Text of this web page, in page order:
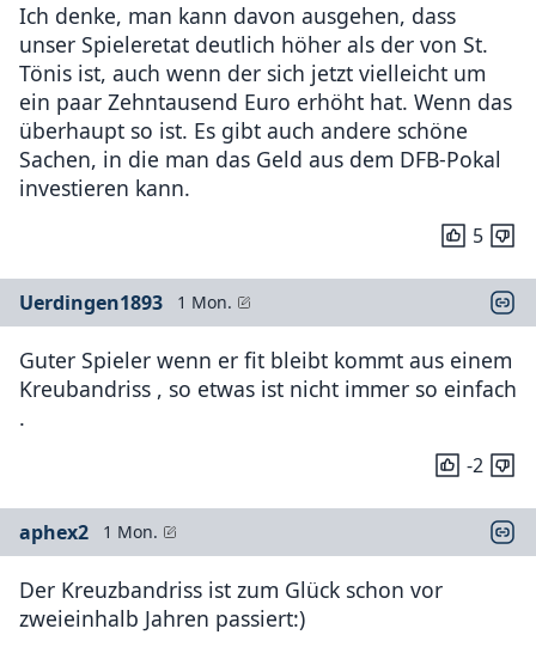
Ich denke, man kann davon ausgehen, dass
unser Spieleretat deutlich höher als der von St.
Tönis ist, auch wenn der sich jetzt vielleicht um
ein paar Zehntausend Euro erhöht hat. Wenn das
überhaupt so ist. Es gibt auch andere schöne
Sachen, in die man das Geld aus dem DFB-Pokal
investieren kann.
5
Uerdingen1893 1 Mon.
Guter Spieler wenn er fit bleibt kommt aus einem
Kreubandriss , so etwas ist nicht immer so einfach
.
-2
aphex2 1 Mon.
Der Kreuzbandriss ist zum Glück schon vor
zweieinhalb Jahren passiert:)